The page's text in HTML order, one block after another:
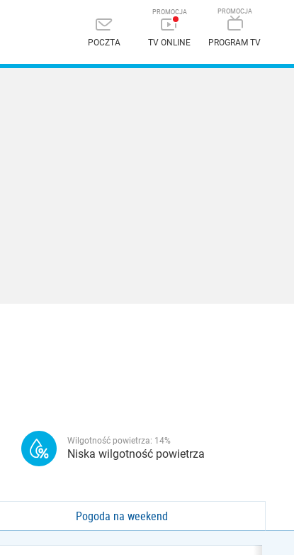
POCZTA TV ONLINE PROGRAM TV
Wilgotność powietrza: 14%
Niska wilgotność powietrza
Pogoda na weekend